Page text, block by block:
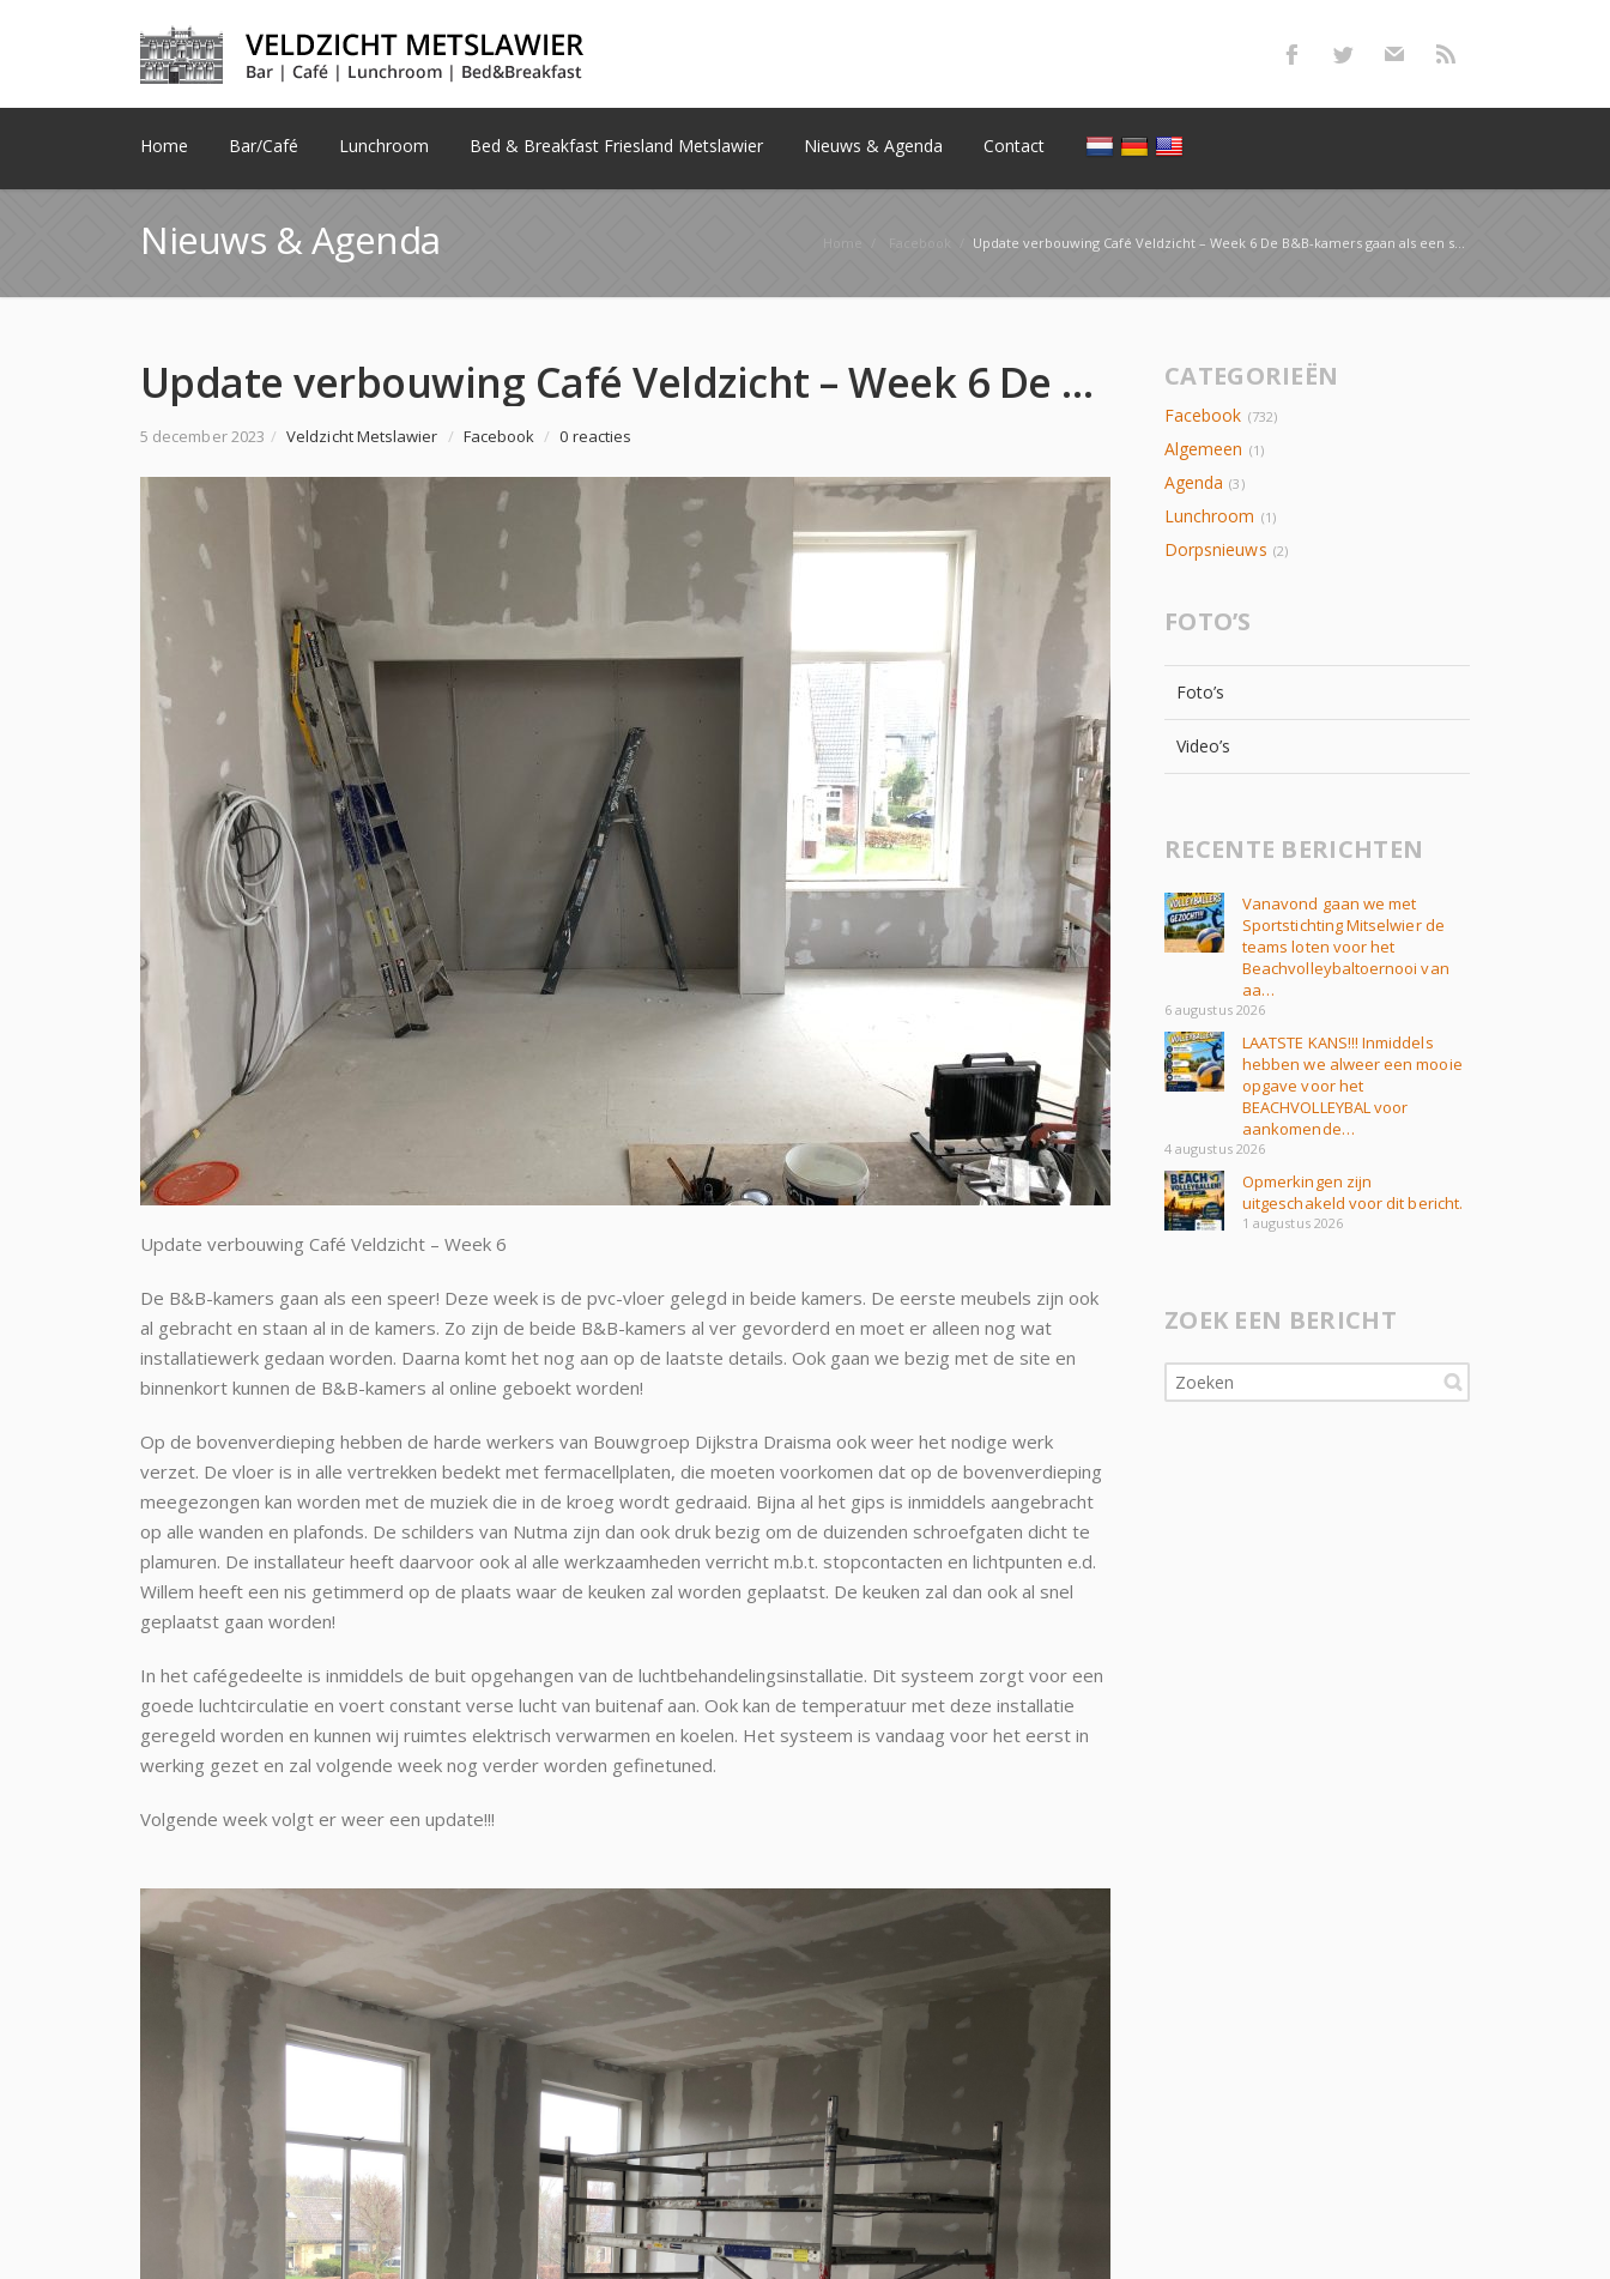
Home Bar/Café Lunchroom Bed & Breakfast Friesland Metslawier Nieuws & Agenda Contact
Home Facebook Update verbouwing Café Veldzicht – Week 6 De B&B-kamers gaan als een speer! Deze week is de pvc-vlo…
Nieuws & Agenda
Update verbouwing Café Veldzicht – Week 6 De B&B-kamers gaan als een speer! Deze week is de pvc-vlo…
5 december 2023 / Veldzicht Metslawier / Facebook / 0 reacties
Update verbouwing Café Veldzicht – Week 6
De B&B-kamers gaan als een speer! Deze week is de pvc-vloer gelegd in beide kamers. De eerste meubels zijn ook
al gebracht en staan al in de kamers. Zo zijn de beide B&B-kamers al ver gevorderd en moet er alleen nog wat
installatiewerk gedaan worden. Daarna komt het nog aan op de laatste details. Ook gaan we bezig met de site en
binnenkort kunnen de B&B-kamers al online geboekt worden!
Op de bovenverdieping hebben de harde werkers van Bouwgroep Dijkstra Draisma ook weer het nodige werk
verzet. De vloer is in alle vertrekken bedekt met fermacellplaten, die moeten voorkomen dat op de bovenverdieping
meegezongen kan worden met de muziek die in de kroeg wordt gedraaid. Bijna al het gips is inmiddels aangebracht
op alle wanden en plafonds. De schilders van Nutma zijn dan ook druk bezig om de duizenden schroefgaten dicht te
plamuren. De installateur heeft daarvoor ook al alle werkzaamheden verricht m.b.t. stopcontacten en lichtpunten e.d.
Willem heeft een nis getimmerd op de plaats waar de keuken zal worden geplaatst. De keuken zal dan ook al snel
geplaatst gaan worden!
In het cafégedeelte is inmiddels de buit opgehangen van de luchtbehandelingsinstallatie. Dit systeem zorgt voor een
goede luchtcirculatie en voert constant verse lucht van buitenaf aan. Ook kan de temperatuur met deze installatie
geregeld worden en kunnen wij ruimtes elektrisch verwarmen en koelen. Het systeem is vandaag voor het eerst in
werking gezet en zal volgende week nog verder worden gefinetuned.
Volgende week volgt er weer een update!!!
CATEGORIEËN
Facebook (732)
Algemeen (1)
Agenda (3)
Lunchroom (1)
Dorpsnieuws (2)
FOTO’S
Foto’s
Video’s
RECENTE BERICHTEN
Vanavond gaan we met
Sportstichting Mitselwier de
teams loten voor het
Beachvolleybaltoernooi van
aa…
6 augustus 2026
LAATSTE KANS!!! Inmiddels
hebben we alweer een mooie
opgave voor het
BEACHVOLLEYBAL voor
aankomende…
4 augustus 2026
Opmerkingen zijn
uitgeschakeld voor dit bericht.
1 augustus 2026
ZOEK EEN BERICHT